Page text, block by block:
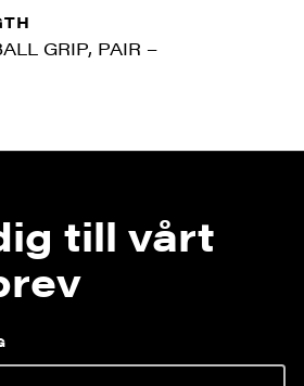
GRIP, PAIR –
till vårt